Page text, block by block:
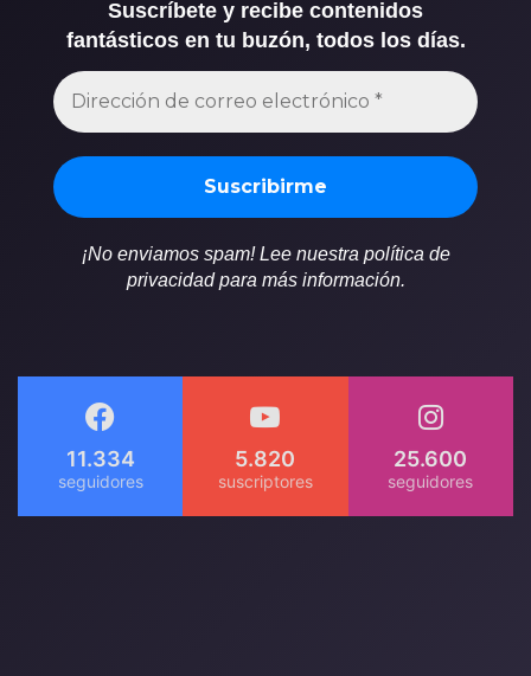
Suscríbete y recibe contenidos
fantásticos en tu buzón, todos los días.
¡No enviamos spam! Lee nuestra política de
privacidad para más información.
11.334 5.820 25.600